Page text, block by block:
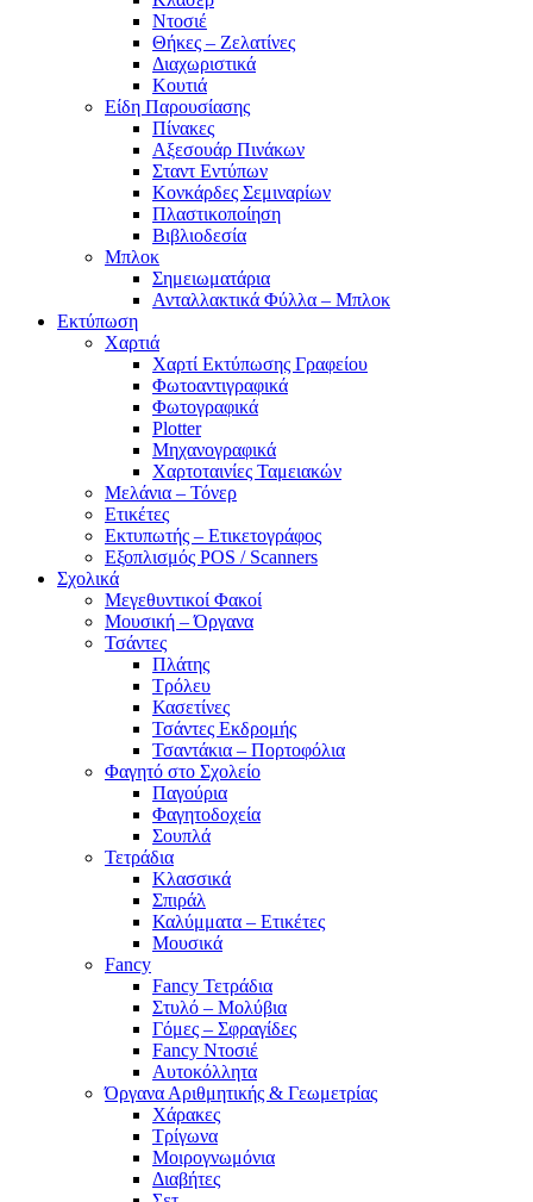
Ντοσιέ
Θήκες – Ζελατίνες
Διαχωριστικά
Κουτιά
Είδη Παρουσίασης
Πίνακες
Αξεσουάρ Πινάκων
Σταντ Εντύπων
Κονκάρδες Σεμιναρίων
Πλαστικοποίηση
Βιβλιοδεσία
Μπλοκ
Σημειωματάρια
Ανταλλακτικά Φύλλα – Μπλοκ
Εκτύπωση
Χαρτιά
Χαρτί Εκτύπωσης Γραφείου
Φωτοαντιγραφικά
Φωτογραφικά
Plotter
Μηχανογραφικά
Χαρτοταινίες Ταμειακών
Μελάνια – Τόνερ
Ετικέτες
Εκτυπωτής – Ετικετογράφος
Εξοπλισμός POS / Scanners
Σχολικά
Μεγεθυντικοί Φακοί
Μουσική – Όργανα
Τσάντες
Πλάτης
Τρόλευ
Κασετίνες
Τσάντες Εκδρομής
Τσαντάκια – Πορτοφόλια
Φαγητό στο Σχολείο
Παγούρια
Φαγητοδοχεία
Σουπλά
Τετράδια
Κλασσικά
Σπιράλ
Καλύμματα – Ετικέτες
Μουσικά
Fancy
Fancy Τετράδια
Στυλό – Μολύβια
Γόμες – Σφραγίδες
Fancy Ντοσιέ
Αυτοκόλλητα
Όργανα Αριθμητικής & Γεωμετρίας
Χάρακες
Τρίγωνα
Mοιρογνωμόνια
Διαβήτες